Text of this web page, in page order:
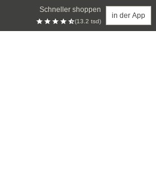
Schneller shoppen
(13.2 tsd)
in der App